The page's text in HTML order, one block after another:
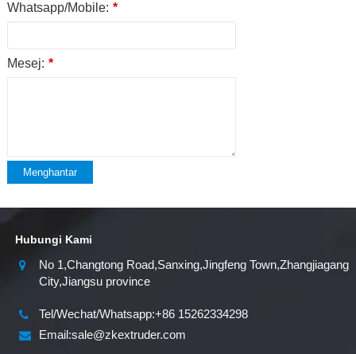
Whatsapp/Mobile: *
Mesej: *
Menghantar
Hubungi Kami
No 1,Changtong Road,Sanxing,Jingfeng Town,Zhangjiagang
City,Jiangsu province
Tel/Wechat/Whatsapp:+86 15262334298
Email:sale@zkextruder.com